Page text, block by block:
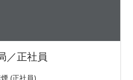
／正社員
(正社員)